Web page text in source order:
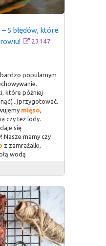
5 błędów, które
23147
popularnym
które później
mięso,
czy też lody.
się
Nasze mamy czy
z zamrażalki,
wodą